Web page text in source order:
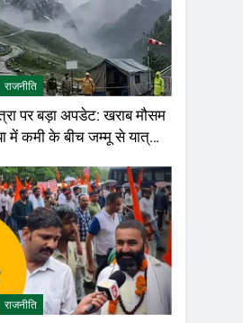
राजनीति
पर बड़ा अपडेट: खराब मौसम
में कमी के बीच जम्मू से यात्रा
राजनीति